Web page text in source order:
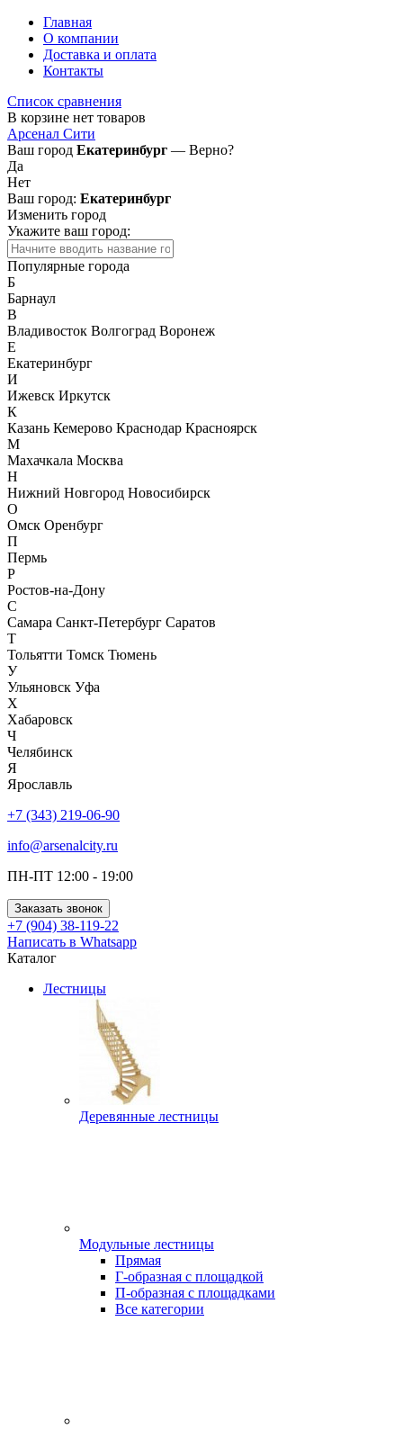
Главная
О компании
Доставка и оплата
Контакты
Список сравнения
В корзине нет товаров
Арсенал Сити
Ваш город Екатеринбург — Верно?
Да
Нет
Ваш город: Екатеринбург
Изменить город
Укажите ваш город:
Популярные города
Б
Барнаул
В
Владивосток Волгоград Воронеж
Е
Екатеринбург
И
Ижевск Иркутск
К
Казань Кемерово Краснодар Красноярск
М
Махачкала Москва
Н
Нижний Новгород Новосибирск
О
Омск Оренбург
П
Пермь
Р
Ростов-на-Дону
С
Самара Санкт-Петербург Саратов
Т
Тольятти Томск Тюмень
У
Ульяновск Уфа
Х
Хабаровск
Ч
Челябинск
Я
Ярославль
+7 (343) 219-06-90
info@arsenalcity.ru
ПН-ПТ 12:00 - 19:00
Заказать звонок
+7 (904) 38-119-22
Написать в Whatsapp
Каталог
Лестницы
Деревянные лестницы
Модульные лестницы
Прямая
Г-образная с площадкой
П-образная с площадками
Все категории